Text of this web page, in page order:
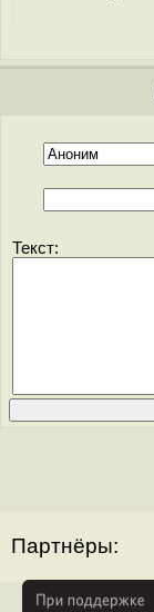
Текст:
Партнёры: